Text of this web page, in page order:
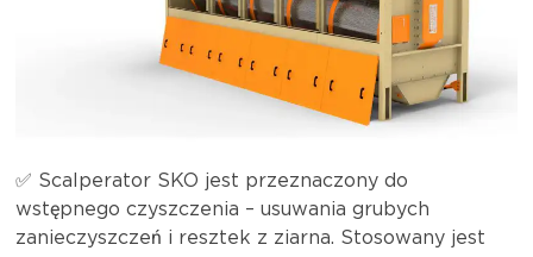
✅ Scalperator SKO jest przeznaczony do
wstępnego czyszczenia – usuwania grubych
zanieczyszczeń i resztek z ziarna. Stosowany jest